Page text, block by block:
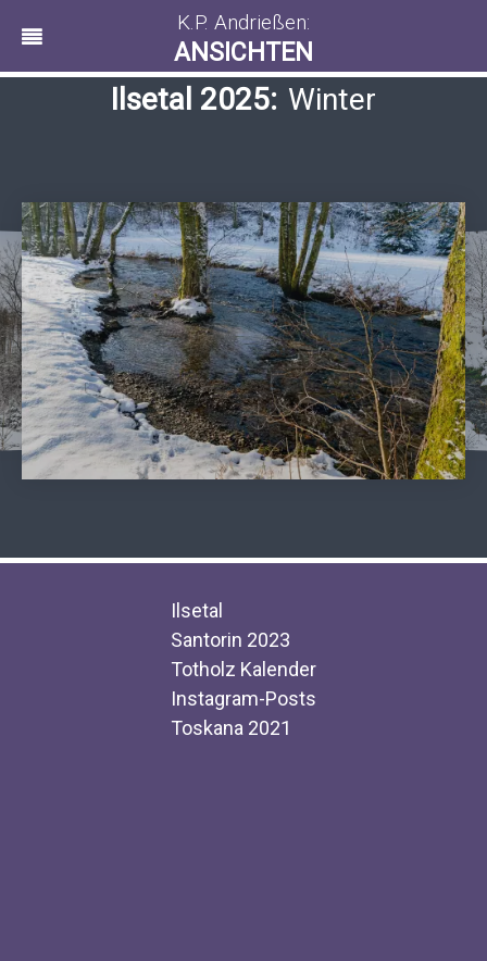
K.P. Andrießen:
ANSICHTEN
Ilsetal 2025: Winter
Ilsetal
Santorin 2023
Totholz Kalender
Instagram-Posts
Toskana 2021